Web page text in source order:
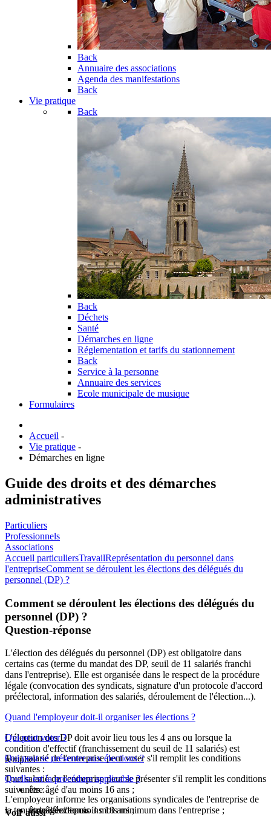
Back
Annuaire des associations
Agenda des manifestations
Back
Vie pratique
Back
Back
Déchets
Santé
Démarches en ligne
Réglementation et tarifs du stationnement
Back
Service à la personne
Annuaire des services
Ecole municipale de musique
Formulaires
Accueil -
Vie pratique -
Démarches en ligne
Guide des droits et des démarches
administratives
Particuliers
Professionnels
Associations
Accueil particuliersTravailReprésentation du personnel dans
l'entrepriseComment se déroulent les élections des délégués du
personnel (DP) ?
Comment se déroulent les élections des délégués du
personnel (DP) ?
Question-réponse
L'élection des délégués du personnel (DP) est obligatoire dans
certains cas (terme du mandat des DP, seuil de 11 salariés franchi
dans l'entreprise). Elle est organisée dans le respect de la procédure
légale (convocation des syndicats, signature d'un protocole d'accord
préélectoral, information des salariés, déroulement de l'élection...).
Quand l'employeur doit-il organiser les élections ?
L'élection des DP doit avoir lieu tous les 4 ans ou lorsque la
condition d'effectif (franchissement du seuil de 11 salariés) est
remplie.
Qui peut voter ?
Tout salarié de l'entreprise peut voter s'il remplit les conditions
suivantes :
être âgé d'au moins 16 ans ;
travailler depuis 3 mois minimum dans l'entreprise ;
Qui peut se présenter aux élections ?
Tout salarié de l'entreprise peut se présenter s'il remplit les conditions
suivantes :
être âgé d'au moins 18 ans ;
Quelle est la procédure applicable ?
L'employeur informe les organisations syndicales de l'entreprise de
la tenue des élections.
Voir aussi